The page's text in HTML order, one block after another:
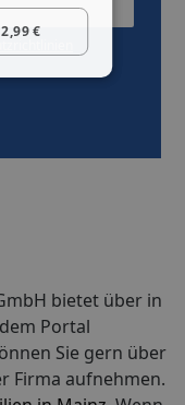
bietet über in
Portal
Sie gern über
Firma aufnehmen.
€